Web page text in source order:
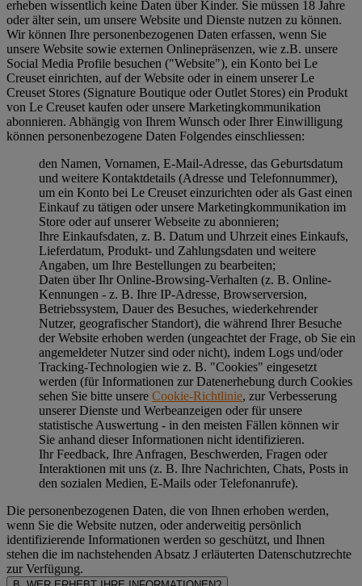
erheben wissentlich keine Daten über Kinder. Sie müssen 18 Jahre
oder älter sein, um unsere Website und Dienste nutzen zu können.
Wir können Ihre personenbezogenen Daten erfassen, wenn Sie
unsere Website sowie externen Onlinepräsenzen, wie z.B. unsere
Social Media Profile besuchen ("Website"), ein Konto bei Le
Creuset einrichten, auf der Website oder in einem unserer Le
Creuset Stores (Signature Boutique oder Outlet Stores) ein Produkt
von Le Creuset kaufen oder unsere Marketingkommunikation
abonnieren. Abhängig von Ihrem Wunsch oder Ihrer Einwilligung
können personenbezogene Daten Folgendes einschliessen:
den Namen, Vornamen, E-Mail-Adresse, das Geburtsdatum
und weitere Kontaktdetails (Adresse und Telefonnummer),
um ein Konto bei Le Creuset einzurichten oder als Gast einen
Einkauf zu tätigen oder unsere Marketingkommunikation im
Store oder auf unserer Webseite zu abonnieren;
Ihre Einkaufsdaten, z. B. Datum und Uhrzeit eines Einkaufs,
Lieferdatum, Produkt- und Zahlungsdaten und weitere
Angaben, um Ihre Bestellungen zu bearbeiten;
Daten über Ihr Online-Browsing-Verhalten (z. B. Online-
Kennungen - z. B. Ihre IP-Adresse, Browserversion,
Betriebssystem, Dauer des Besuches, wiederkehrender
Nutzer, geografischer Standort), die während Ihrer Besuche
der Website erhoben werden (ungeachtet der Frage, ob Sie ein
angemeldeter Nutzer sind oder nicht), indem Logs und/oder
Tracking-Technologien wie z. B. "Cookies" eingesetzt
werden (für Informationen zur Datenerhebung durch Cookies
sehen Sie bitte unsere Cookie-Richtlinie, zur Verbesserung
unserer Dienste und Werbeanzeigen oder für unsere
statistische Auswertung - in den meisten Fällen können wir
Sie anhand dieser Informationen nicht identifizieren.
Ihr Feedback, Ihre Anfragen, Beschwerden, Fragen oder
Interaktionen mit uns (z. B. Ihre Nachrichten, Chats, Posts in
den sozialen Medien, E-Mails oder Telefonanrufe).
Die personenbezogenen Daten, die von Ihnen erhoben werden,
wenn Sie die Website nutzen, oder anderweitig persönlich
identifizierende Informationen werden so geschützt, und Ihnen
stehen die im nachstehenden Absatz J erläuterten Datenschutzrechte
zur Verfügung.